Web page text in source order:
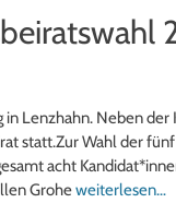
Lenzhahn. Neben
statt.Zur Wahl der
acht
Groheweiterlesen…